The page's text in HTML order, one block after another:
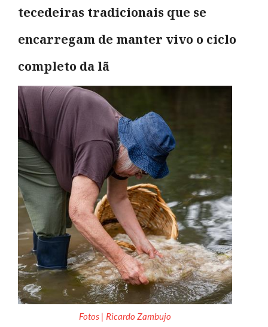
tecedeiras tradicionais que se
encarregam de manter vivo o ciclo
completo da lã
Fotos | Ricardo Zambujo